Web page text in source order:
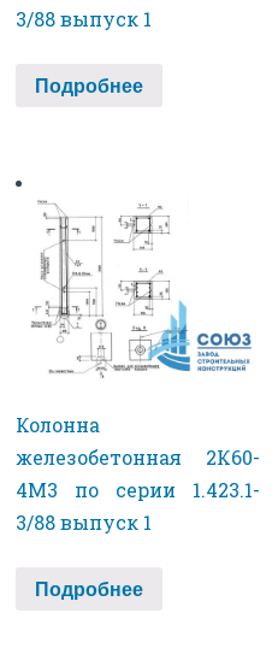
3/88 выпуск 1
Подробнее
Колонна
железобетонная 2К60-
4М3 по серии 1.423.1-
3/88 выпуск 1
Подробнее